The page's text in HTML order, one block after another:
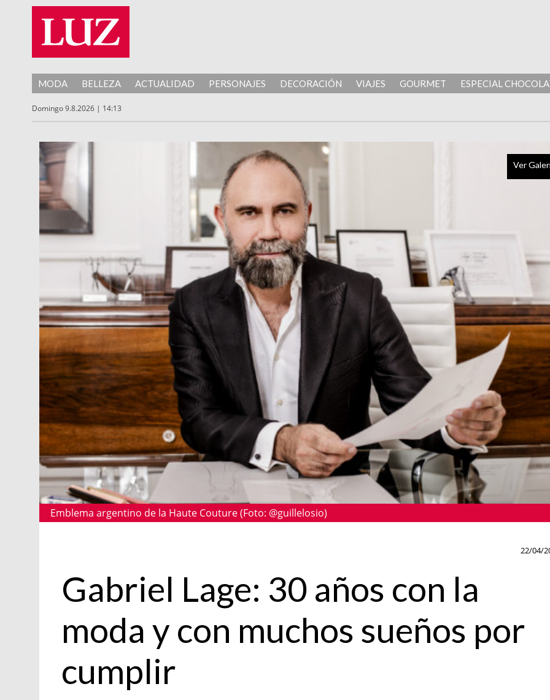
MODA BELLEZA ACTUALIDAD PERSONAJES DECORACIÓN VIAJES GOURMET ESPECIAL
Domingo 9.8.2026 | 14:13
Ver
Emblema argentino de la Haute Couture (Foto: @guillelosio)
22/04/
Gabriel Lage: 30 años con la
moda y con muchos sueños por
cumplir